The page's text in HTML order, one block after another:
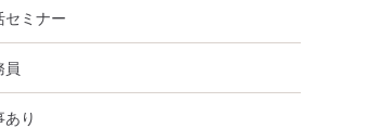
セミナー
員
あり